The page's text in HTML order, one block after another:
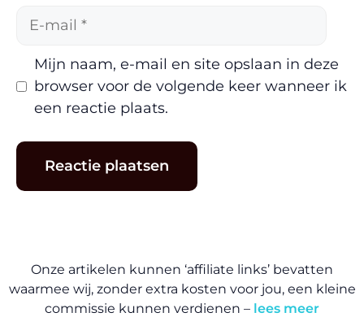
Mijn naam, e-mail en site opslaan in deze
browser voor de volgende keer wanneer ik
een reactie plaats.
Onze artikelen kunnen ‘affiliate links’ bevatten
waarmee wij, zonder extra kosten voor jou, een kleine
commissie kunnen verdienen – lees meer